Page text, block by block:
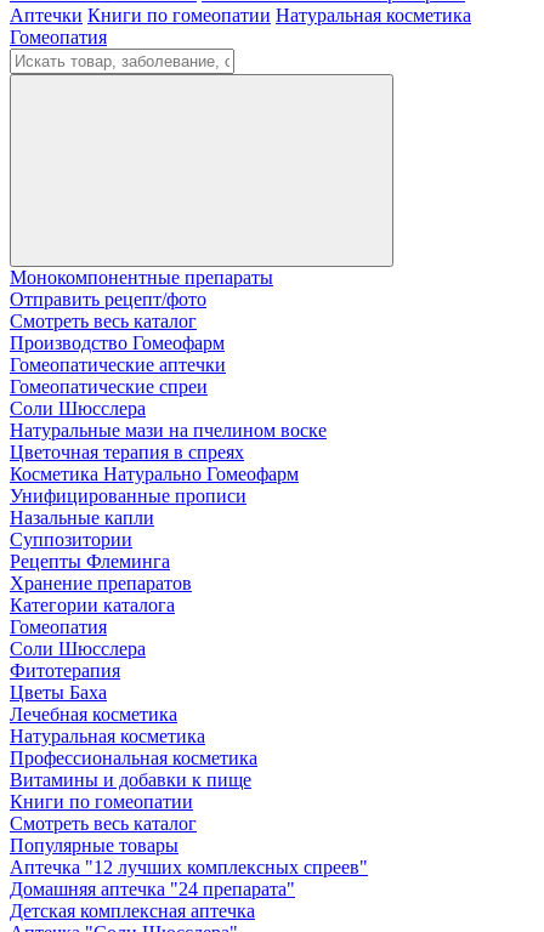
Аптечки Книги по гомеопатии Натуральная косметика
Гомеопатия
Монокомпонентные препараты
Отправить рецепт/фото
Смотреть весь каталог
Производство Гомеофарм
Гомеопатические аптечки
Гомеопатические спреи
Соли Шюсслера
Натуральные мази на пчелином воске
Цветочная терапия в спреях
Косметика Натурально Гомеофарм
Унифицированные прописи
Назальные капли
Суппозитории
Рецепты Флеминга
Хранение препаратов
Категории каталога
Гомеопатия
Соли Шюсслера
Фитотерапия
Цветы Баха
Лечебная косметика
Натуральная косметика
Профессиональная косметика
Витамины и добавки к пище
Книги по гомеопатии
Смотреть весь каталог
Популярные товары
Аптечка "12 лучших комплексных спреев"
Домашняя аптечка "24 препарата"
Детская комплексная аптечка